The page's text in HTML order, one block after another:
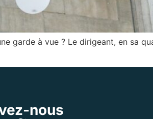
garde à vue ? Le dirigeant, en sa
nous